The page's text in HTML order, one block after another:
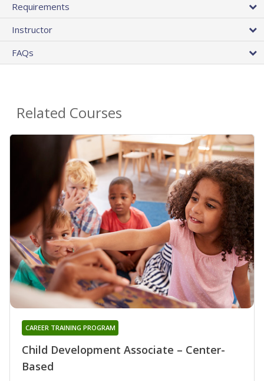
Requirements
Instructor
FAQs
Related Courses
Child Development Associate – Center-
Based
CAREER TRAINING PROGRAM